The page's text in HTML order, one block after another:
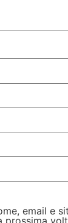
email e
prossima